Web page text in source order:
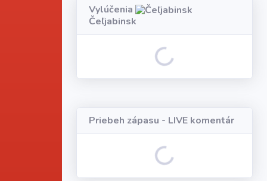
Vylúčenia
Čeľjabinsk
Loading...
Priebeh zápasu - LIVE komentár
Loading...